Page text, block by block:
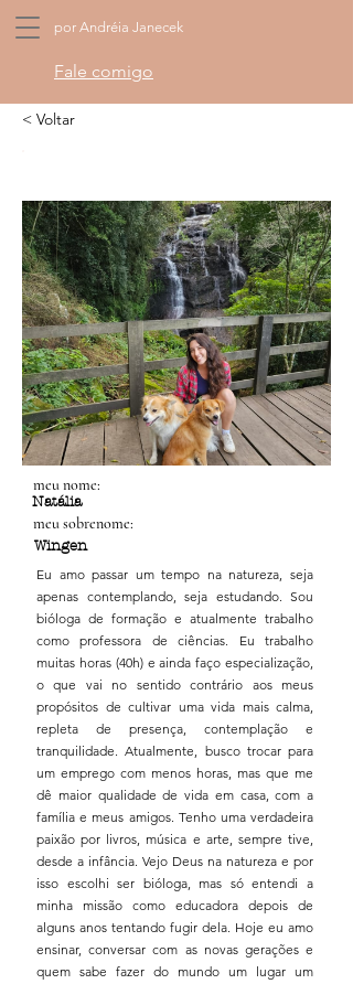
por Andréia Janecek
Fale comigo
< Voltar
meu nome:
Natália
meu sobrenome:
Wingen
Eu amo passar um tempo na natureza, seja
apenas contemplando, seja estudando. Sou
bióloga de formação e atualmente trabalho
como professora de ciências. Eu trabalho
muitas horas (40h) e ainda faço especialização,
o que vai no sentido contrário aos meus
propósitos de cultivar uma vida mais calma,
repleta de presença, contemplação e
tranquilidade. Atualmente, busco trocar para
um emprego com menos horas, mas que me
dê maior qualidade de vida em casa, com a
família e meus amigos. Tenho uma verdadeira
paixão por livros, música e arte, sempre tive,
desde a infância. Vejo Deus na natureza e por
isso escolhi ser bióloga, mas só entendi a
minha missão como educadora depois de
alguns anos tentando fugir dela. Hoje eu amo
ensinar, conversar com as novas gerações e
quem sabe fazer do mundo um lugar um